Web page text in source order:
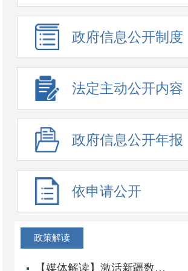
政府信息公开制度
法定主动公开内容
政府信息公开年报
依申请公开
政策解读
【媒体解读】激活新疆数据宝库——《新疆维吾尔自治区数据条例》为数字新疆建设保驾护航